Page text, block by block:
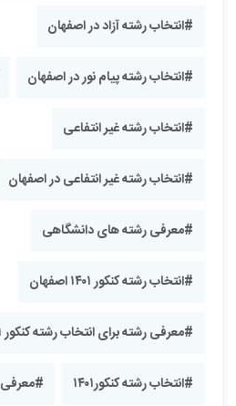
#انتخاب رشته آزاد در اصفهان
#انتخاب رشته پیام نور در اصفهان
#انتخاب رشته غیر انتفاعی
#انتخاب رشته غیر انتفاعی در اصفهان
#معرفی رشته های دانشگاهی
#انتخاب رشته کنکور ۱۴۰۱ اصفهان
#معرفی رشته برای انتخاب رشته کنکور ۱۴۰۱
#انتخاب رشته کنکور۱۴۰۱